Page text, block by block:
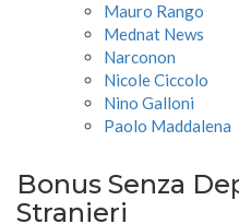
Mauro Rango
Mednat News
Narconon
Nicole Ciccolo
Nino Galloni
Paolo Maddalena
Bonus Senza
Stranieri